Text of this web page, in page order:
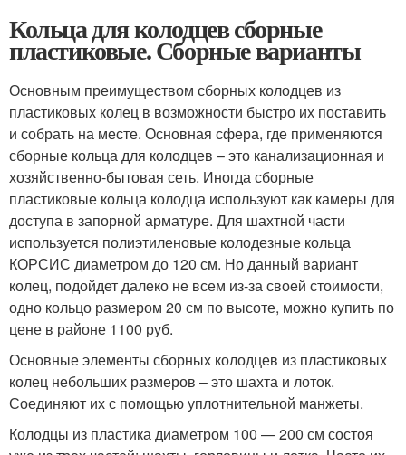
Кольца для колодцев сборные
пластиковые. Сборные варианты
Основным преимуществом сборных колодцев из
пластиковых колец в возможности быстро их поставить
и собрать на месте. Основная сфера, где применяются
сборные кольца для колодцев – это канализационная и
хозяйственно-бытовая сеть. Иногда сборные
пластиковые кольца колодца используют как камеры для
доступа в запорной арматуре. Для шахтной части
используется полиэтиленовые колодезные кольца
КОРСИС диаметром до 120 см. Но данный вариант
колец, подойдет далеко не всем из-за своей стоимости,
одно кольцо размером 20 см по высоте, можно купить по
цене в районе 1100 руб.
Основные элементы сборных колодцев из пластиковых
колец небольших размеров – это шахта и лоток.
Соединяют их с помощью уплотнительной манжеты.
Колодцы из пластика диаметром 100 — 200 см состоя